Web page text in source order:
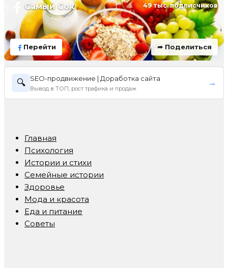
Самый Сок 49 тыс. подписчиков
Перейти ➦ Поделиться
🔍 SEO-продвижение | Доработка сайта
Вывод в ТОП, рост трафика и продаж
→
Главная
Психология
Истории и стихи
Семейные истории
Здоровье
Мода и красота
Еда и питание
Советы